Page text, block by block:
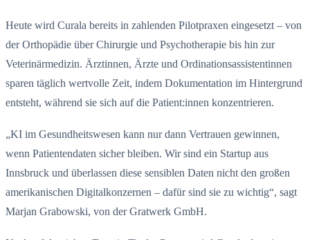
Heute wird Curala bereits in zahlenden Pilotpraxen eingesetzt – von
der Orthopädie über Chirurgie und Psychotherapie bis hin zur
Veterinärmedizin. Ärztinnen, Ärzte und Ordinationsassistentinnen
sparen täglich wertvolle Zeit, indem Dokumentation im Hintergrund
entsteht, während sie sich auf die Patient:innen konzentrieren.
„KI im Gesundheitswesen kann nur dann Vertrauen gewinnen,
wenn Patientendaten sicher bleiben. Wir sind ein Startup aus
Innsbruck und überlassen diese sensiblen Daten nicht den großen
amerikanischen Digitalkonzernen – dafür sind sie zu wichtig“, sagt
Marjan Grabowski, von der Gratwerk GmbH.